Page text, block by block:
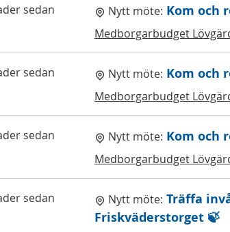
sedan Nytt möte: Kom och
Medborgarbudget
sedan Nytt möte: Kom och
Medborgarbudget
sedan Nytt möte: Kom och
Medborgarbudget
sedan Nytt möte: Träffa
Friskväderstorget 🍃